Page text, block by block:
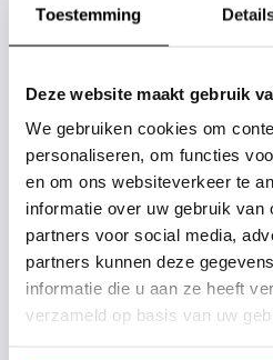
Toestemming
Deze website maakt gebruik
We gebruiken cookies om
personaliseren, om functies
en om ons websiteverkeer te
informatie over uw gebruik van
partners voor social media,
partners kunnen deze
informatie die u aan ze heeft
verzameld op basis van uw
gaan we voor u
de plantnaam,
vorm. Wilt u weten
boom er ongeveer
kunnen u een foto
06 45 601 508